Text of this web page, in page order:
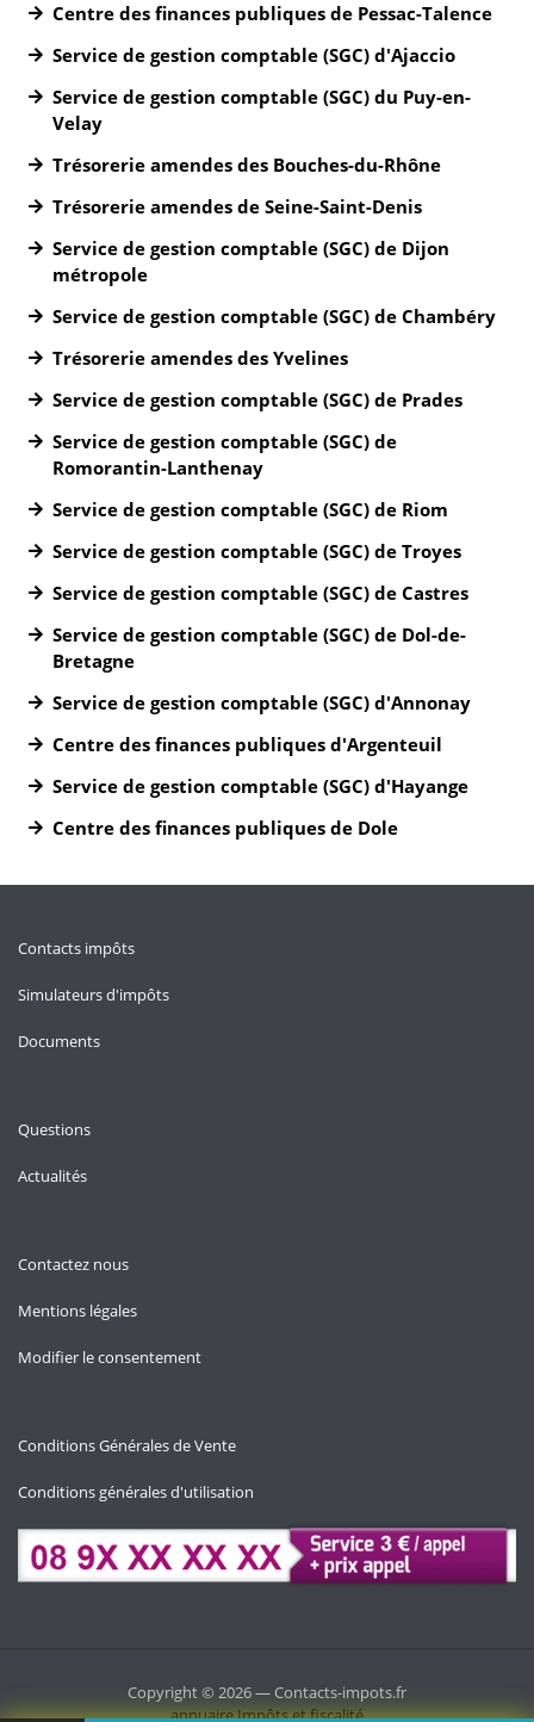
Centre des finances publiques de Pessac-Talence
Service de gestion comptable (SGC) d'Ajaccio
Service de gestion comptable (SGC) du Puy-en-
Velay
Trésorerie amendes des Bouches-du-Rhône
Trésorerie amendes de Seine-Saint-Denis
Service de gestion comptable (SGC) de Dijon
métropole
Service de gestion comptable (SGC) de Chambéry
Trésorerie amendes des Yvelines
Service de gestion comptable (SGC) de Prades
Service de gestion comptable (SGC) de
Romorantin-Lanthenay
Service de gestion comptable (SGC) de Riom
Service de gestion comptable (SGC) de Troyes
Service de gestion comptable (SGC) de Castres
Service de gestion comptable (SGC) de Dol-de-
Bretagne
Service de gestion comptable (SGC) d'Annonay
Centre des finances publiques d'Argenteuil
Service de gestion comptable (SGC) d'Hayange
Centre des finances publiques de Dole
Contacts impôts
Simulateurs d'impôts
Documents
Questions
Actualités
Contactez nous
Mentions légales
Modifier le consentement
Conditions Générales de Vente
Conditions générales d'utilisation
Copyright © 2026 — Contacts-impots.fr
annuaireImpôts et fiscalité